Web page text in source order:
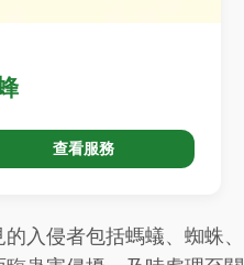
查看服務
入侵者包括螞蟻、蜘蛛、